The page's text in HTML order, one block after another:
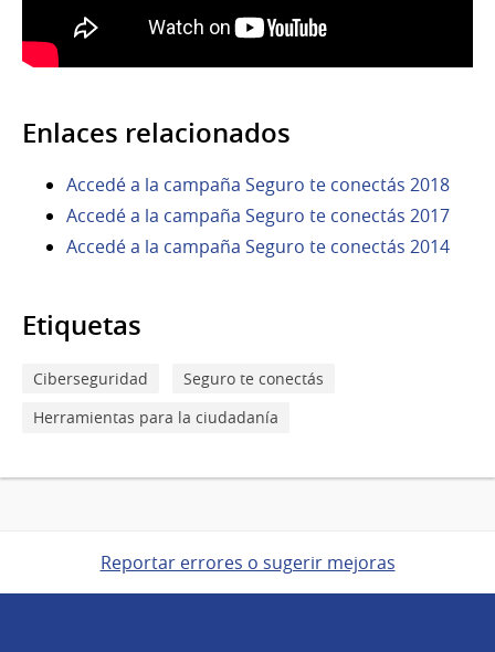
Enlaces relacionados
Accedé a la campaña Seguro te conectás 2018
Accedé a la campaña Seguro te conectás 2017
Accedé a la campaña Seguro te conectás 2014
Etiquetas
Ciberseguridad
Seguro te conectás
Herramientas para la ciudadanía
Reportar errores o sugerir mejoras